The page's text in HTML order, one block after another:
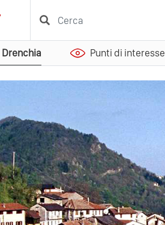
Drenchia Punti di interesse